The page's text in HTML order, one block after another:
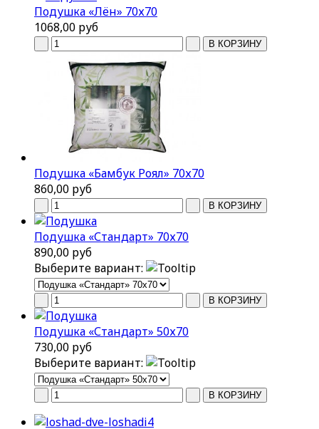
Подушка «Лён» 70х70
1068,00 руб
Подушка «Бамбук Роял» 70х70
860,00 руб
Подушка «Стандарт» 70х70
890,00 руб
Выберите вариант:
Подушка «Стандарт» 50х70
730,00 руб
Выберите вариант: